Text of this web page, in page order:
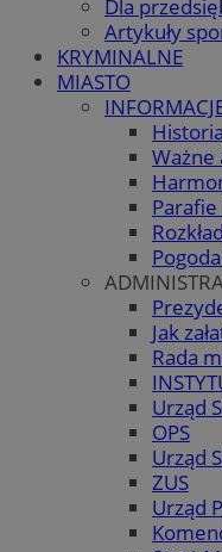
Dla
Artykuły
KRYMINALNE
MIASTO
Jak
Rada
Urząd
OPS
Urząd
ZUS
Urząd